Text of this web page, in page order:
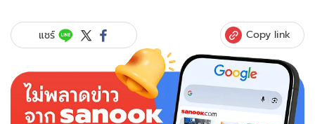
แชร์ Copy link